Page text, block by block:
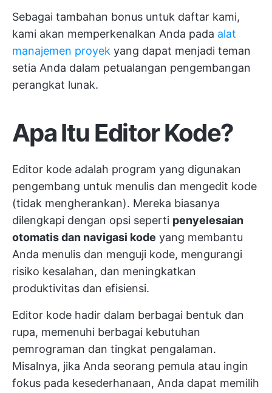
Sebagai tambahan bonus untuk daftar kami,
kami akan memperkenalkan Anda pada alat
manajemen proyek yang dapat menjadi teman
setia Anda dalam petualangan pengembangan
perangkat lunak.
Apa Itu Editor Kode?
Editor kode adalah program yang digunakan
pengembang untuk menulis dan mengedit kode
(tidak mengherankan). Mereka biasanya
dilengkapi dengan opsi seperti penyelesaian
otomatis dan navigasi kode yang membantu
Anda menulis dan menguji kode, mengurangi
risiko kesalahan, dan meningkatkan
produktivitas dan efisiensi.
Editor kode hadir dalam berbagai bentuk dan
rupa, memenuhi berbagai kebutuhan
pemrograman dan tingkat pengalaman.
Misalnya, jika Anda seorang pemula atau ingin
fokus pada kesederhanaan, Anda dapat memilih